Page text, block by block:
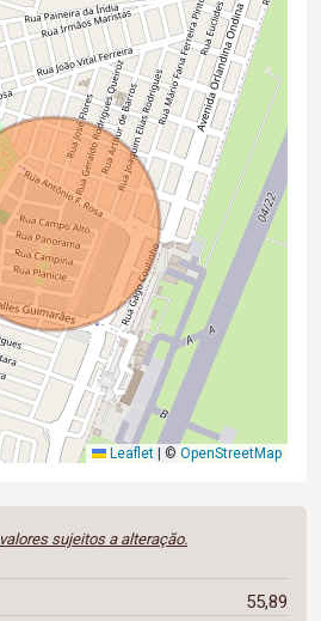
Leaflet © OpenStreetMap
valores sujeitos a alteração.
55,89